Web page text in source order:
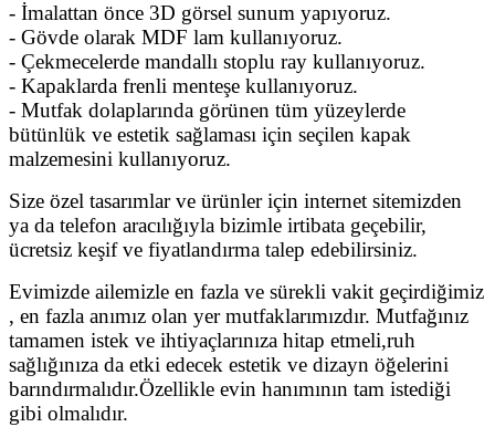
- İmalattan önce 3D görsel sunum yapıyoruz.
- Gövde olarak MDF lam kullanıyoruz.
- Çekmecelerde mandallı stoplu ray kullanıyoruz.
- Kapaklarda frenli menteşe kullanıyoruz.
- Mutfak dolaplarında görünen tüm yüzeylerde
bütünlük ve estetik sağlaması için seçilen kapak
malzemesini kullanıyoruz.
Size özel tasarımlar ve ürünler için internet sitemizden
ya da telefon aracılığıyla bizimle irtibata geçebilir,
ücretsiz keşif ve fiyatlandırma talep edebilirsiniz.
Evimizde ailemizle en fazla ve sürekli vakit geçirdiğimiz
, en fazla anımız olan yer mutfaklarımızdır. Mutfağınız
tamamen istek ve ihtiyaçlarınıza hitap etmeli,ruh
sağlığınıza da etki edecek estetik ve dizayn öğelerini
barındırmalıdır.Özellikle evin hanımının tam istediği
gibi olmalıdır.